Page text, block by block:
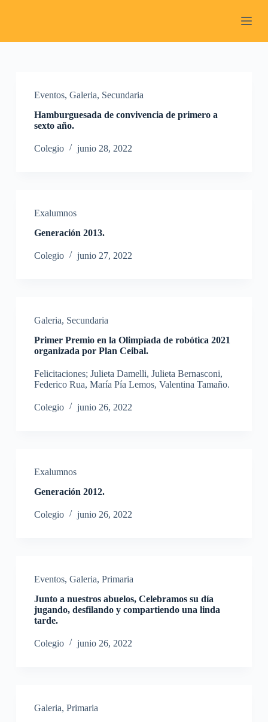
t
Eventos, Galeria, Secundaria
Hamburguesada de convivencia de primero a
sexto año.
Colegio junio 28, 2022
Exalumnos
Generación 2013.
Colegio junio 27, 2022
Galeria, Secundaria
Primer Premio en la Olimpiada de robótica 2021
organizada por Plan Ceibal.
Felicitaciones; Julieta Damelli, Julieta Bernasconi,
Federico Rua, María Pía Lemos, Valentina Tamaño.
Colegio junio 26, 2022
Exalumnos
Generación 2012.
Colegio junio 26, 2022
Eventos, Galeria, Primaria
Junto a nuestros abuelos, Celebramos su día
jugando, desfilando y compartiendo una linda
tarde.
Colegio junio 26, 2022
Galeria, Primaria